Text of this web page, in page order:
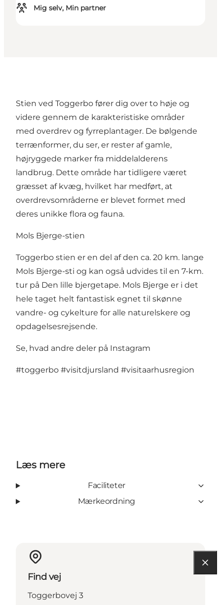
Mig selv, Min partner
Stien ved Toggerbo fører dig over to høje og
videre gennem de karakteristiske områder
med overdrev og fyrreplantager. De bølgende
terrænformer, du ser, er rester af gamle,
højryggede marker fra middelalderens
landbrug. Dette område har tidligere været
græsset af kvæg, hvilket har medført, at
overdrevsområderne er blevet formet med
deres unikke flora og fauna.
Mols Bjerge-stien
Toggerbo stien er en del af den ca. 20 km. lange
Mols Bjerge-sti og kan også udvides til en 7-km.
tur på Den lille bjergetape. Mols Bjerge er i det
hele taget helt fantastisk egnet til skønne
vandre- og cykelture for alle naturelskere og
opdagelsesrejsende.
Se, hvad andre deler på Instagram
#toggerbo #visitdjursland #visitaarhusregion
Læs mere
Faciliteter
Mærkeordning
Find vej
Toggerbovej 3